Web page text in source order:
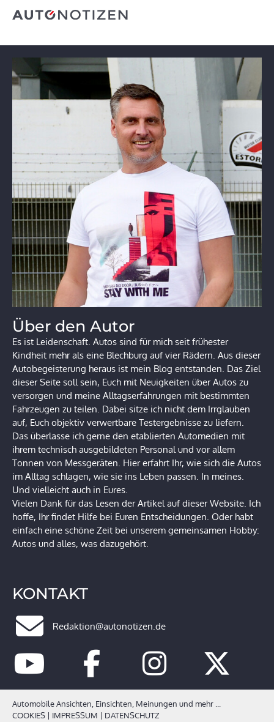
Über den Autor
Es ist Leidenschaft. Autos sind für mich seit frühester
Kindheit mehr als eine Blechburg auf vier Rädern. Aus dieser
Autobegeisterung heraus ist mein Blog entstanden. Das Ziel
dieser Seite soll sein, Euch mit Neuigkeiten über Autos zu
versorgen und meine Alltagserfahrungen mit bestimmten
Fahrzeugen zu teilen. Dabei sitze ich nicht dem Irrglauben
auf, Euch objektiv verwertbare Testergebnisse zu liefern.
Das überlasse ich gerne den etablierten Automedien mit
ihrem technisch ausgebildeten Personal und vor allem
Tonnen von Messgeräten. Hier erfahrt Ihr, wie sich die Autos
im Alltag schlagen, wie sie ins Leben passen. In meines.
Und vielleicht auch in Eures.
Vielen Dank für das Lesen der Artikel auf dieser Website. Ich
hoffe, Ihr findet Hilfe bei Euren Entscheidungen. Oder habt
einfach eine schöne Zeit bei unserem gemeinsamen Hobby:
Autos und alles, was dazugehört.
KONTAKT
Redaktion@autonotizen.de
Automobile Ansichten, Einsichten, Meinungen und mehr ...
COOKIES | IMPRESSUM | DATENSCHUTZ